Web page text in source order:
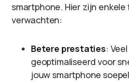
smartphone. Hier zijn
verwachten:
Betere prestaties:
geoptimaliseerd voor
jouw smartphone